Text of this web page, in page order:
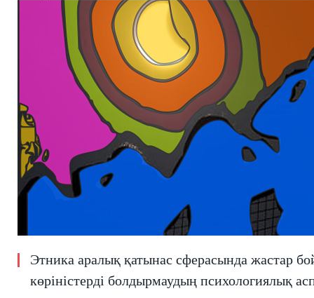
Этника аралық қатынас сферасында жастар
көріністерді болдырмаудың психологиялық